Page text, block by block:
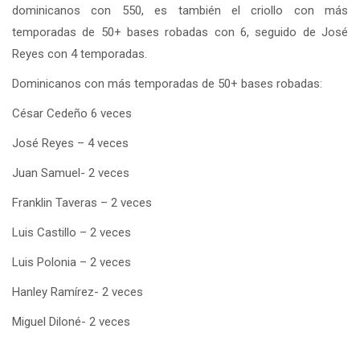
dominicanos con 550, es también el criollo con más
temporadas de 50+ bases robadas con 6, seguido de José
Reyes con 4 temporadas.
Dominicanos con más temporadas de 50+ bases robadas:
César Cedeño 6 veces
José Reyes – 4 veces
Juan Samuel- 2 veces
Franklin Taveras – 2 veces
Luis Castillo – 2 veces
Luis Polonia – 2 veces
Hanley Ramírez- 2 veces
Miguel Diloné- 2 veces